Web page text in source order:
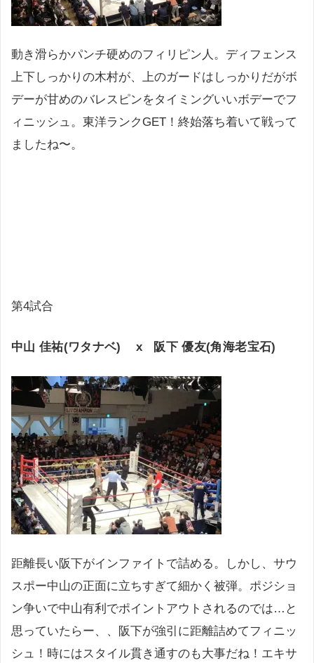
動き滑らかパンチ硬めのフィリピン人。ディフェンス
上下しっかりの木村が、上のガードはしっかりだがボ
デーが甘めのバレスピンをタイミングいいボデーでフ
ィニッシュ。東洋ランクGET！終始落ち着いて戦って
ましたね〜。
第4試合
中山 佳祐(ワタナベ) x 阪下 優友(角海老宝石)
距離長い阪下がインファイトで詰める。しかし、サウ
スポー中山の正面に立ちすぎて細かく被弾。ポジショ
ン争いで中山有利でポイントアウトされるのでは…と
思っていたらー、、阪下が強引に距離詰めてフィニッ
シュ！時にはスタイル貫き通すのも大事だね！エキサ